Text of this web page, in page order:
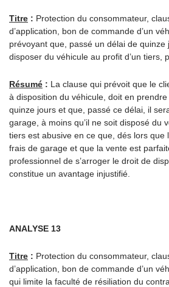
Titre : Protection du consommateur,
d’application, bon de commande d’un
prévoyant que, passé un délai de
disposer du véhicule au profit d’un tiers,
Résumé : La clause qui prévoit que le
à disposition du véhicule, doit en
quinze jours et que, passé ce délai, il
garage, à moins qu’il ne soit disposé du
tiers est abusive en ce que, dés lors que
frais de garage et que la vente est
professionnel de s’arroger le droit de
constitue un avantage injustifié.
ANALYSE 13
Titre : Protection du consommateur,
d’application, bon de commande d’un
qui limite la faculté de résiliation du